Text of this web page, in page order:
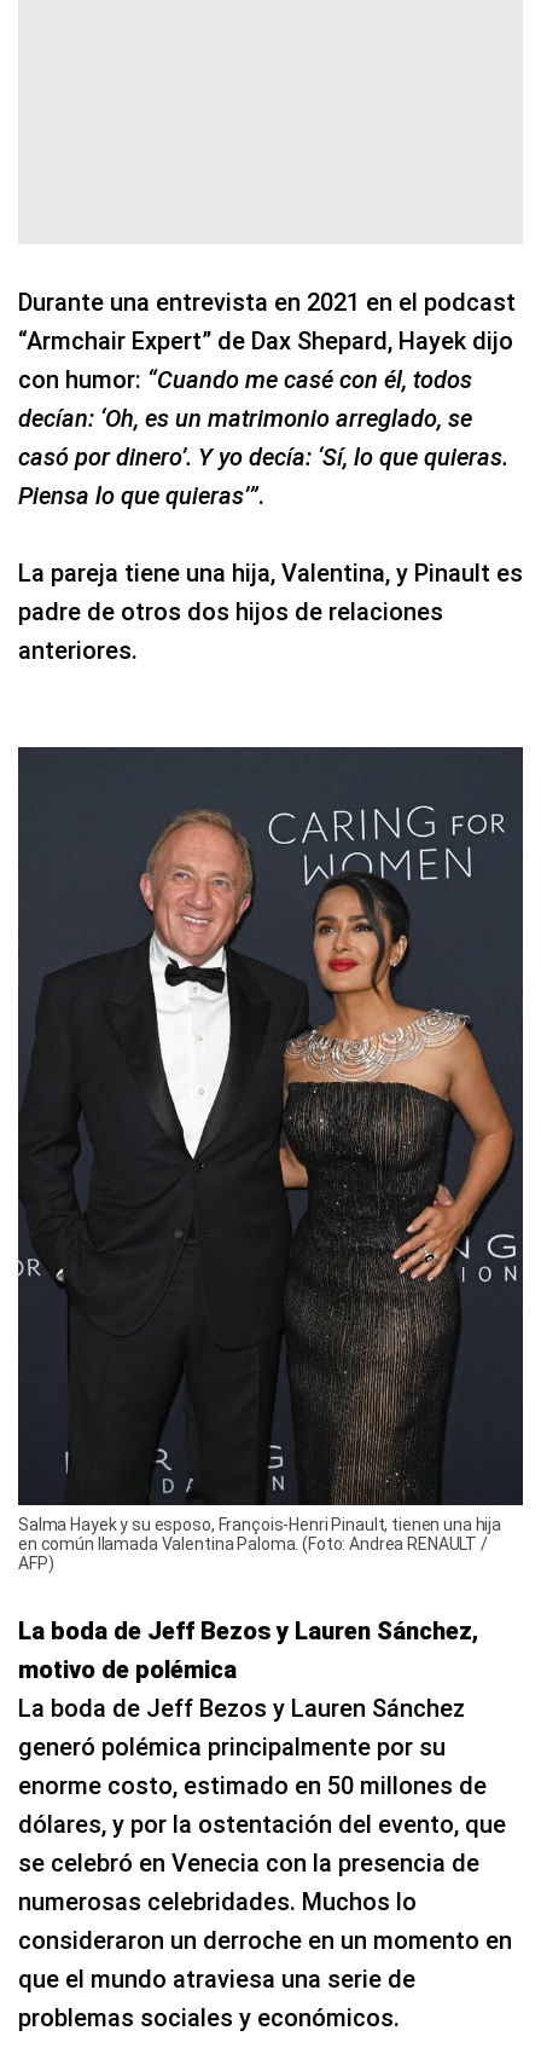
Durante una entrevista en 2021 en el podcast
“Armchair Expert” de Dax Shepard, Hayek dijo
con humor: “Cuando me casé con él, todos
decían: ‘Oh, es un matrimonio arreglado, se
casó por dinero’. Y yo decía: ‘Sí, lo que quieras.
Piensa lo que quieras’”.
La pareja tiene una hija, Valentina, y Pinault es
padre de otros dos hijos de relaciones
anteriores.
Salma Hayek y su esposo, François-Henri Pinault, tienen una hija
en común llamada Valentina Paloma. (Foto: Andrea RENAULT /
AFP)
La boda de Jeff Bezos y Lauren Sánchez,
motivo de polémica
La boda de Jeff Bezos y Lauren Sánchez
generó polémica principalmente por su
enorme costo, estimado en 50 millones de
dólares, y por la ostentación del evento, que
se celebró en Venecia con la presencia de
numerosas celebridades. Muchos lo
consideraron un derroche en un momento en
que el mundo atraviesa una serie de
problemas sociales y económicos.